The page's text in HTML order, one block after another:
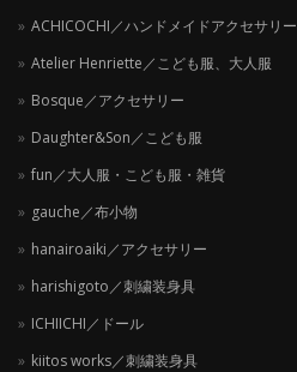
ACHICOCHI／ハンドメイドアクセサリー
Atelier Henriette／こども服、大人服
Bosque／アクセサリー
Daughter&Son／こども服
fun／大人服・こども服・雑貨
gauche／布小物
hanairoaiki／アクセサリー
harishigoto／刺繍装身具
ICHIICHI／ドール
kiitos works／刺繍装身具